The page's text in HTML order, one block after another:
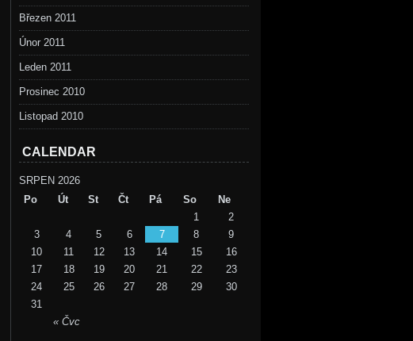
Březen 2011
Únor 2011
Leden 2011
Prosinec 2010
Listopad 2010
CALENDAR
SRPEN 2026
Po
Út St Čt Pá So Ne
« Čvc
1
2
3
4 5 6 7 8
9
10
11 12 13 14 15
16
17
18 19 20 21 22
23
24
25 26 27 28 29
30
31